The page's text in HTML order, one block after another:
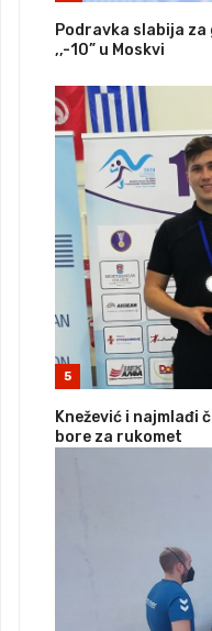
Podravka slabija za
,,-10” u Moskvi
5
Knežević i najmlađi
bore za rukomet